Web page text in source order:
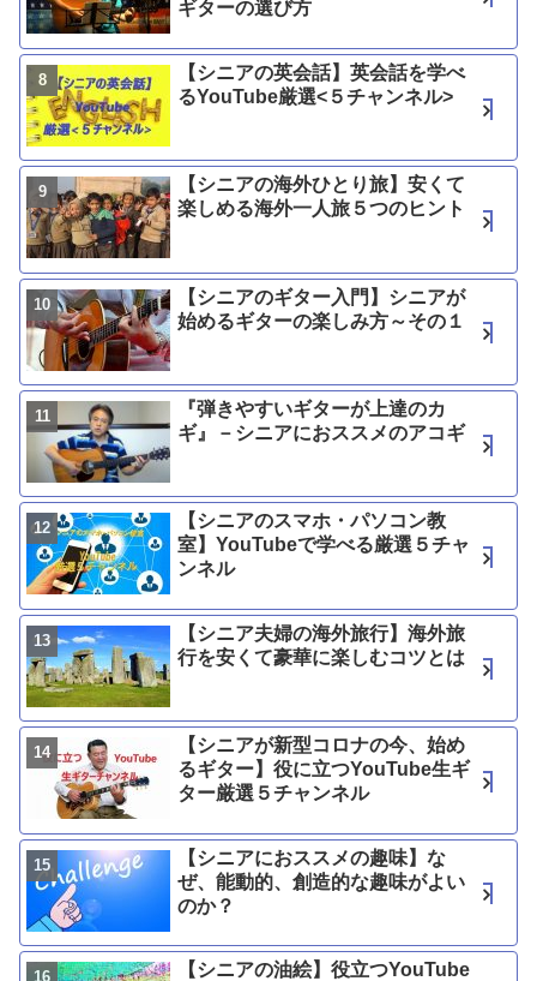
ギターの選び方
【シニアの英会話】英会話を学べ
るYouTube厳選<５チャンネル>
【シニアの海外ひとり旅】安くて
楽しめる海外一人旅５つのヒント
【シニアのギター入門】シニアが
始めるギターの楽しみ方～その１
『弾きやすいギターが上達のカ
ギ』－シニアにおススメのアコギ
【シニアのスマホ・パソコン教
室】YouTubeで学べる厳選５チャ
ンネル
【シニア夫婦の海外旅行】海外旅
行を安くて豪華に楽しむコツとは
【シニアが新型コロナの今、始め
るギター】役に立つYouTube生ギ
ター厳選５チャンネル
【シニアにおススメの趣味】な
ぜ、能動的、創造的な趣味がよい
のか？
【シニアの油絵】役立つYouTube